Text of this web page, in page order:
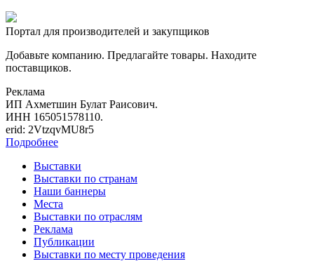
Портал для производителей и закупщиков
Добавьте компанию. Предлагайте товары. Находите
поставщиков.
Реклама
ИП Ахметшин Булат Раисович.
ИНН 165051578110.
erid: 2VtzqvMU8r5
Подробнее
Выставки
Выставки по странам
Наши баннеры
Места
Выставки по отраслям
Реклама
Публикации
Выставки по месту проведения